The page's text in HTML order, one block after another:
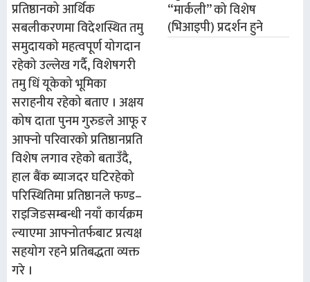
प्रतिष्ठानको आर्थिक
सबलीकरणमा विदेशस्थित तमु
समुदायको महत्वपूर्ण योगदान
रहेको उल्लेख गर्दै, विशेषगरी
तमु धिं यूकेको भूमिका
सराहनीय रहेको बताए । अक्षय
कोष दाता पुनम गुरुङले आफू र
आफ्नो परिवारको प्रतिष्ठानप्रति
विशेष लगाव रहेको बताउँदै,
हाल बैंक ब्याजदर घटिरहेको
परिस्थितिमा प्रतिष्ठानले फण्ड–
राइजिङसम्बन्धी नयाँ कार्यक्रम
ल्याएमा आफ्नोतर्फबाट प्रत्यक्ष
सहयोग रहने प्रतिबद्धता व्यक्त
गरे ।
“मार्कली” को विशेष
(भिआइपी) प्रदर्शन हुने